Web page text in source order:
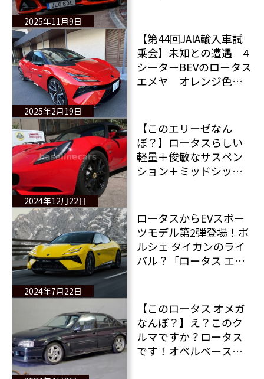
2025年11月9日
2025年2月19日
【第44回JAIA輸入車試
乗会】未知との遭遇 4
シーターBEVのロータス
エメヤ オレンジ色の
2024年12月22日
【このエリーゼなん
ぼ？】ロータスらしい
軽量＋俊敏なサスペン
ション＋ミッドシップ
中！
2024年7月22日
ロータスからEVスポー
ツモデル第2弾登場！ポ
ルシェ タイカンのライ
バル？「ロータス エメ
【このロータス オメガ
なんぼ？】え？このク
ルマですか？ロータス
です！オペルベースの